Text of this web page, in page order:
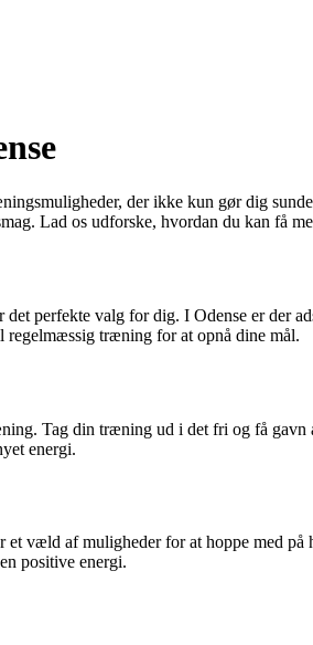
der ikke kun gør dig
Lad os udforske, hvordan du kan få
perfekte valg for dig. I Odense er der
træning for at opnå dine mål.
Tag din træning ud i det fri og få
energi.
væld af muligheder for at hoppe med
positive energi.